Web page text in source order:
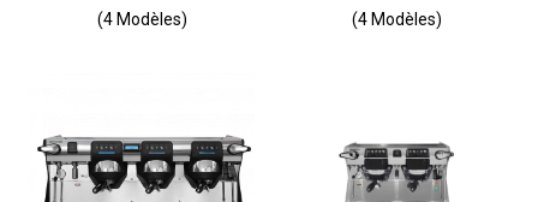
(4 Modèles) (4 Modèles)